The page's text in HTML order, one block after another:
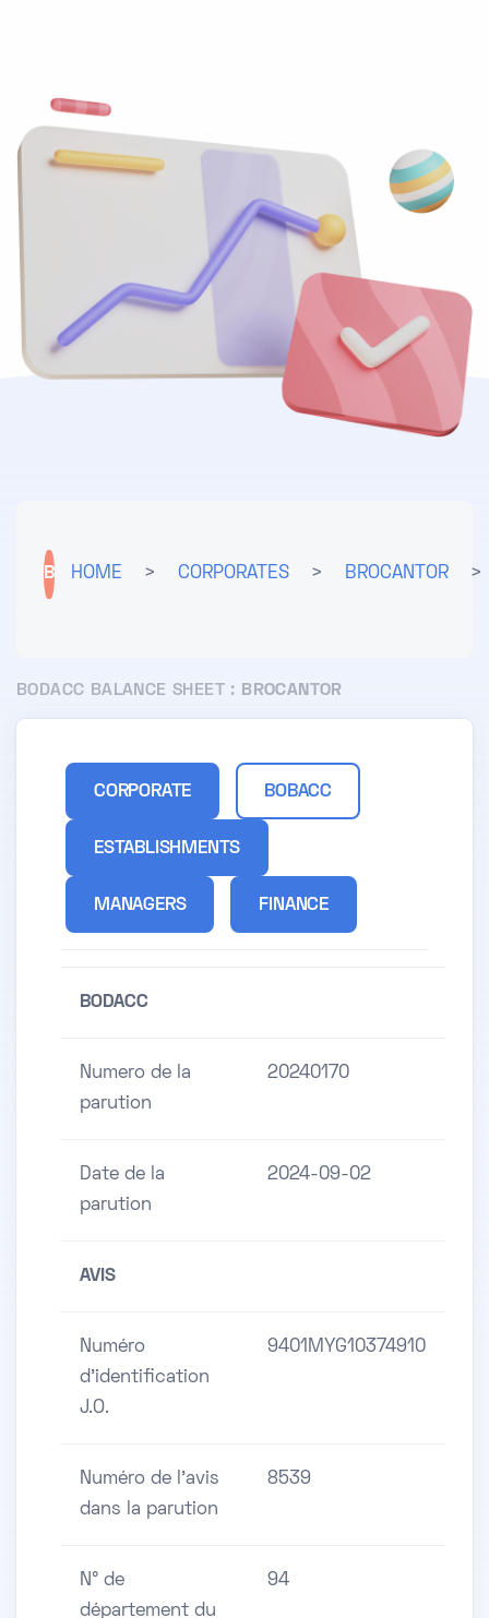
B HOME > CORPORATES > BROCANTOR >
BODACC BALANCE SHEET : BROCANTOR
CORPORATE BOBACC
ESTABLISHMENTS
MANAGERS FINANCE
BODACC
Numero de la
parution
20240170
Date de la
parution
2024-09-02
AVIS
Numéro
d'identification
J.O.
9401MYG10374910
Numéro de l'avis
dans la parution
8539
N° de
département du
94